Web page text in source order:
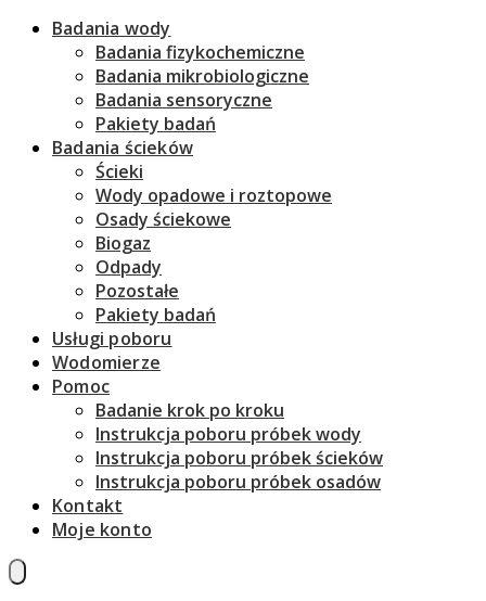
Badania wody
Badania fizykochemiczne
Badania mikrobiologiczne
Badania sensoryczne
Pakiety badań
Badania ścieków
Ścieki
Wody opadowe i roztopowe
Osady ściekowe
Biogaz
Odpady
Pozostałe
Pakiety badań
Usługi poboru
Wodomierze
Pomoc
Badanie krok po kroku
Instrukcja poboru próbek wody
Instrukcja poboru próbek ścieków
Instrukcja poboru próbek osadów
Kontakt
Moje konto